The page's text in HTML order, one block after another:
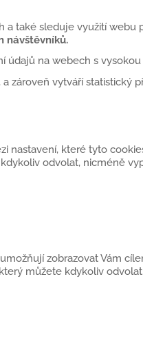
a také sleduje využití webu
návštěvníků.
údajů na webech s
zároveň vytváří statistický
nastavení, které tyto
odvolat, nicméně
zobrazovat Vám
můžete kdykoliv odvolat.